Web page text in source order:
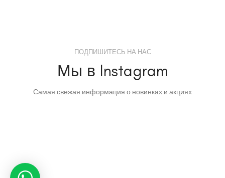
ПОДПИШИТЕСЬ НА НАС
Мы в Instagram
Самая свежая информация о новинках и акциях